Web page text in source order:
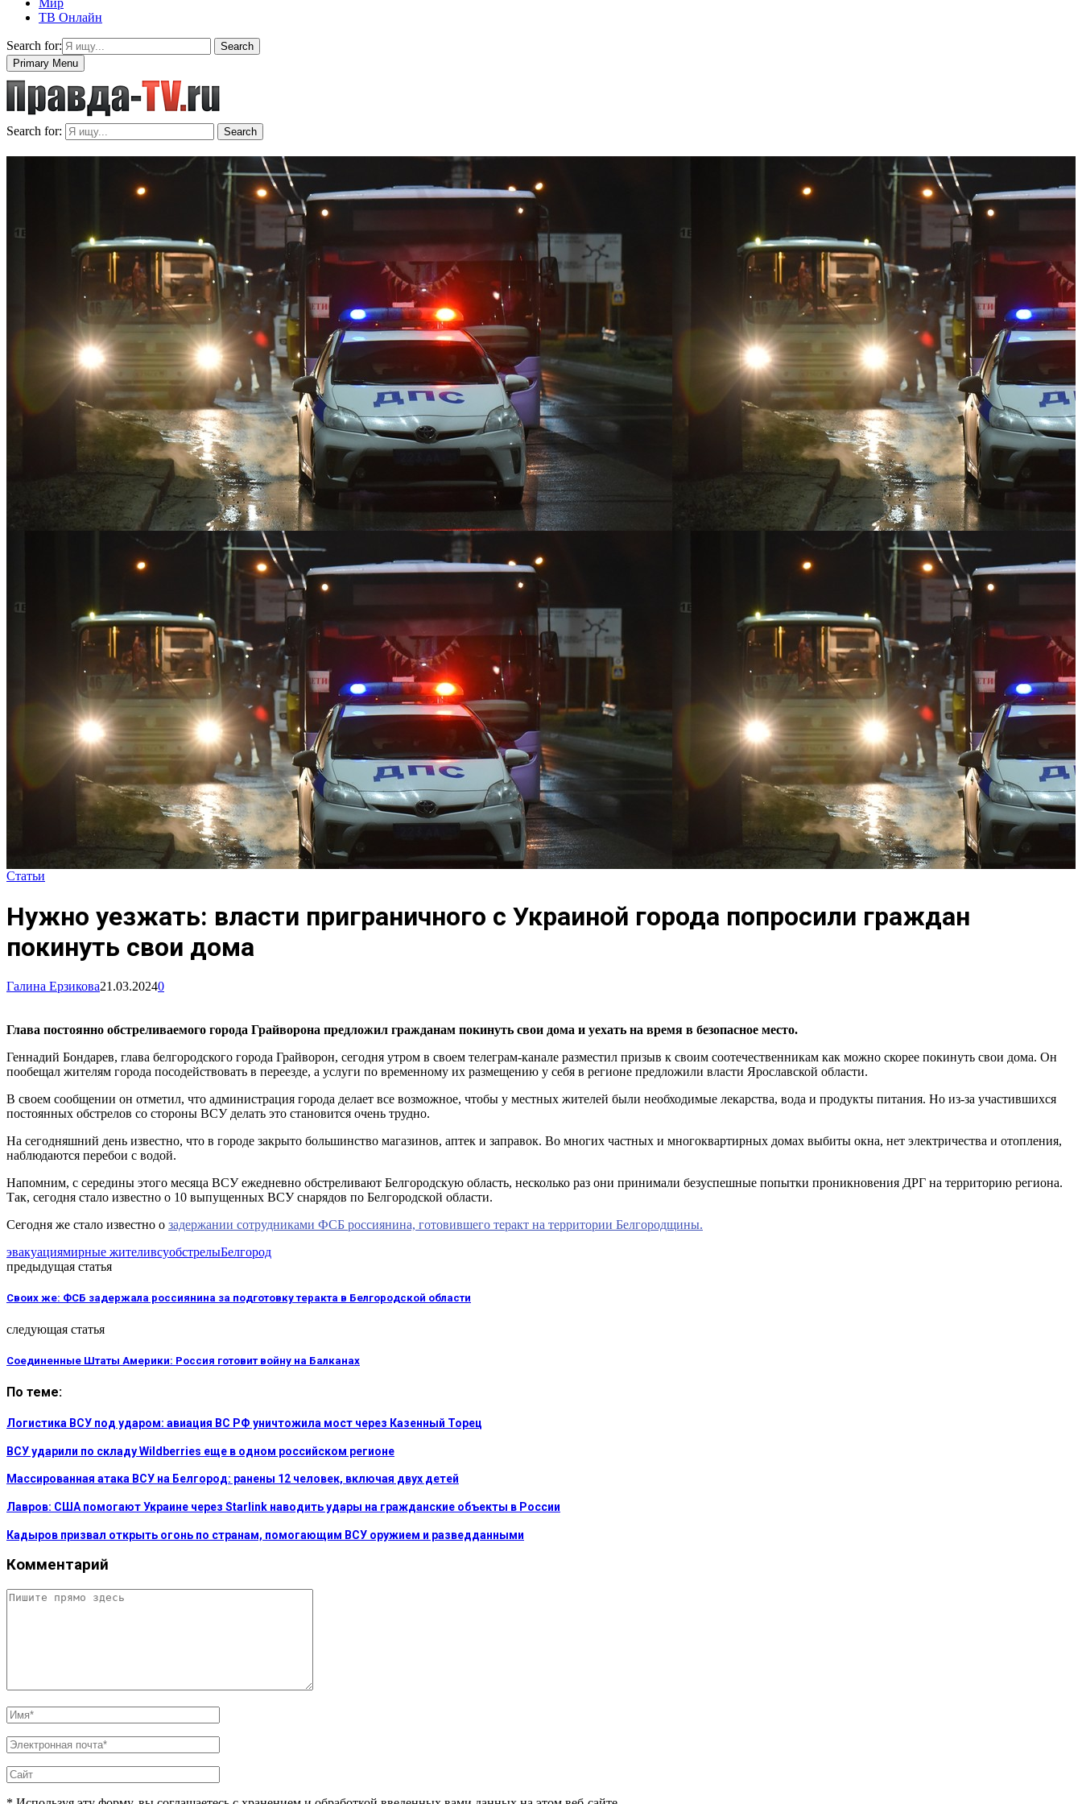
Мир
ТВ Онлайн
Search for:
Search
Primary Menu
Search for: Search
Статьи
Нужно уезжать: власти приграничного с Украиной города попросили граждан
покинуть свои дома
Галина Ерзикова21.03.20240
Глава постоянно обстреливаемого города Грайворона предложил гражданам покинуть свои дома и уехать на время в безопасное место.
Геннадий Бондарев, глава белгородского города Грайворон, сегодня утром в своем телеграм-канале разместил призыв к своим соотечественникам как можно скорее покинуть свои дома. Он
пообещал жителям города посодействовать в переезде, а услуги по временному их размещению у себя в регионе предложили власти Ярославской области.
В своем сообщении он отметил, что администрация города делает все возможное, чтобы у местных жителей были необходимые лекарства, вода и продукты питания. Но из-за участившихся
постоянных обстрелов со стороны ВСУ делать это становится очень трудно.
На сегодняшний день известно, что в городе закрыто большинство магазинов, аптек и заправок. Во многих частных и многоквартирных домах выбиты окна, нет электричества и отопления,
наблюдаются перебои с водой.
Напомним, с середины этого месяца ВСУ ежедневно обстреливают Белгородскую область, несколько раз они принимали безуспешные попытки проникновения ДРГ на территорию региона.
Так, сегодня стало известно о 10 выпущенных ВСУ снарядов по Белгородской области.
Сегодня же стало известно о задержании сотрудниками ФСБ россиянина, готовившего теракт на территории Белгородщины.
эвакуациямирные жителивсуобстрелыБелгород
предыдущая статья
Своих же: ФСБ задержала россиянина за подготовку теракта в Белгородской области
следующая статья
Соединенные Штаты Америки: Россия готовит войну на Балканах
По теме:
Логистика ВСУ под ударом: авиация ВС РФ уничтожила мост через Казенный Торец
ВСУ ударили по складу Wildberries еще в одном российском регионе
Массированная атака ВСУ на Белгород: ранены 12 человек, включая двух детей
Лавров: США помогают Украине через Starlink наводить удары на гражданские объекты в России
Кадыров призвал открыть огонь по странам, помогающим ВСУ оружием и разведданными
Комментарий